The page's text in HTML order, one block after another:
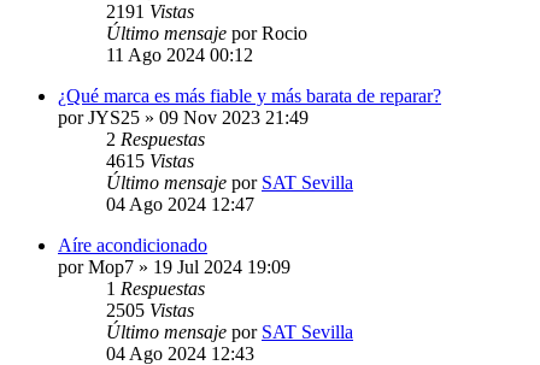
2191 Vistas
Último mensaje porRocio
11 Ago 2024 00:12
¿Qué marca es más fiable y más barata de reparar?
porJYS25 » 09 Nov 2023 21:49
2 Respuestas
4615 Vistas
Último mensaje por SAT Sevilla
04 Ago 2024 12:47
Aíre acondicionado
porMop7 » 19 Jul 2024 19:09
1 Respuestas
2505 Vistas
Último mensaje por SAT Sevilla
04 Ago 2024 12:43